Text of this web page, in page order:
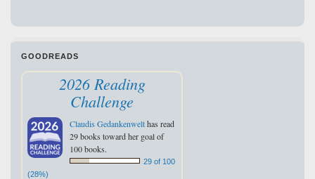
GOODREADS
2026 Reading
Challenge
Claudis Gedankenwelthas read
29 books toward her goal of
100 books.
29 of 100
(28%)